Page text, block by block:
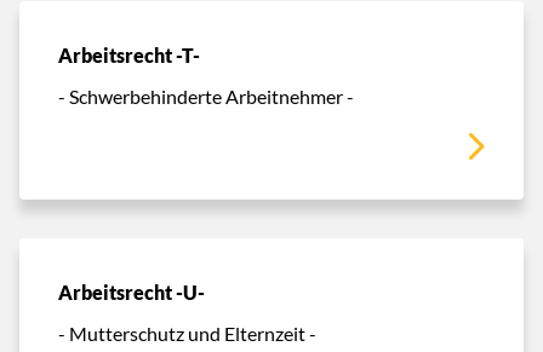
Arbeitsrecht -T-
- Schwerbehinderte Arbeitnehmer -
Arbeitsrecht -U-
- Mutterschutz und Elternzeit -